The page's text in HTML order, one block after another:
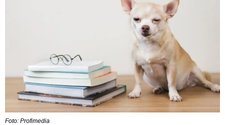
Foto: Profimedia